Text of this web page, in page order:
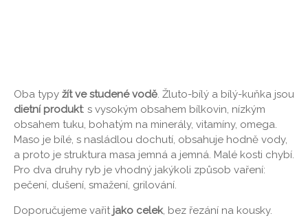
Oba typy žít ve studené vodě. Žluto-bílý a bílý-kuňka jsou
dietní produkt: s vysokým obsahem bílkovin, nízkým
obsahem tuku, bohatým na minerály, vitamíny, omega.
Maso je bílé, s nasládlou dochutí, obsahuje hodně vody,
a proto je struktura masa jemná a jemná. Malé kosti chybí.
Pro dva druhy ryb je vhodný jakýkoli způsob vaření:
pečení, dušení, smažení, grilování.
Doporučujeme vařit jako celek, bez řezání na kousky.